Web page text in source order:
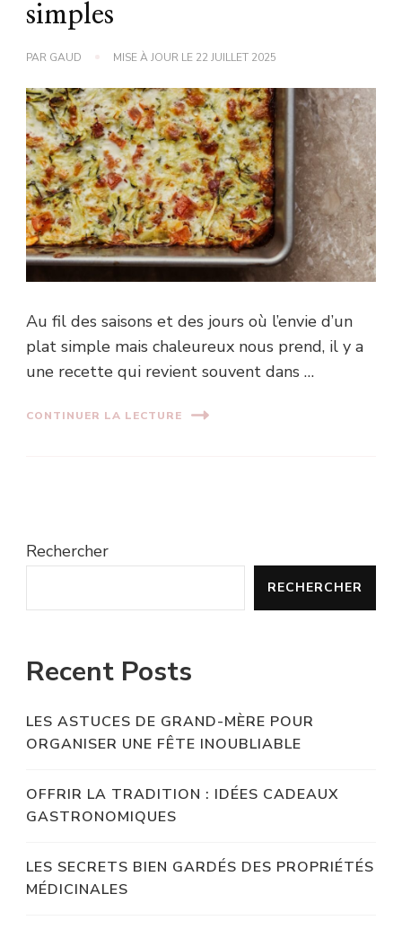
simples
PAR GAUD MISE À JOUR LE 22 JUILLET 2025
Au fil des saisons et des jours où l’envie d’un
plat simple mais chaleureux nous prend, il y a
une recette qui revient souvent dans …
CONTINUER LA LECTURE
Rechercher
RECHERCHER
Recent Posts
LES ASTUCES DE GRAND-MÈRE POUR
ORGANISER UNE FÊTE INOUBLIABLE
OFFRIR LA TRADITION : IDÉES CADEAUX
GASTRONOMIQUES
LES SECRETS BIEN GARDÉS DES PROPRIÉTÉS
MÉDICINALES